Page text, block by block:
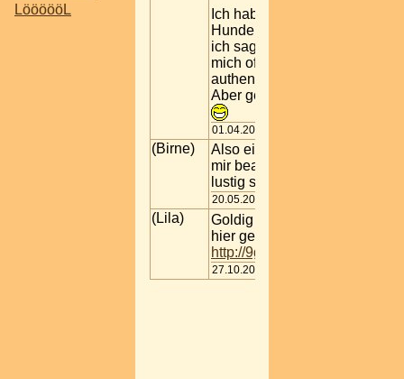
LöööööL
Ich habe schon etliche lustige
Hundebilder gesehen, wobei
ich sagen muss, dass ich
mich oft frage ob diese
authentisch sind oder nicht.
Aber genial sind sie allemal...
01.04.2016 00:25
(Birne)
Also ein Teil der Bilder sieht
mir bearbeitet aus. Aber egal,
lustig sind sie trotzdem.:-)
20.05.2016 15:14
(Lila) Goldig
hier gefunden
http://9gag.com/gag/ajq6M2p
27.10.2016 16:46